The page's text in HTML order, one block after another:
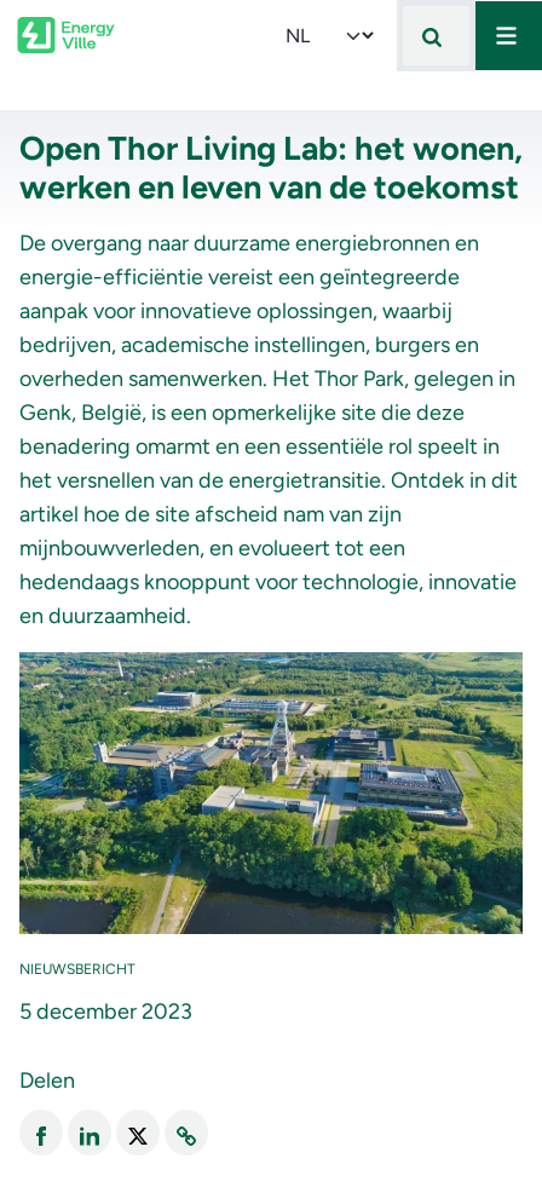
Skip to main content
Select your language
Open Thor Living Lab: het wonen,
werken en leven van de toekomst
De overgang naar duurzame energiebronnen en
energie-efficiëntie vereist een geïntegreerde
aanpak voor innovatieve oplossingen, waarbij
bedrijven, academische instellingen, burgers en
overheden samenwerken. Het Thor Park, gelegen in
Genk, België, is een opmerkelijke site die deze
benadering omarmt en een essentiële rol speelt in
het versnellen van de energietransitie. Ontdek in dit
artikel hoe de site afscheid nam van zijn
mijnbouwverleden, en evolueert tot een
hedendaags knooppunt voor technologie, innovatie
en duurzaamheid.
NIEUWSBERICHT
5 december 2023
Delen